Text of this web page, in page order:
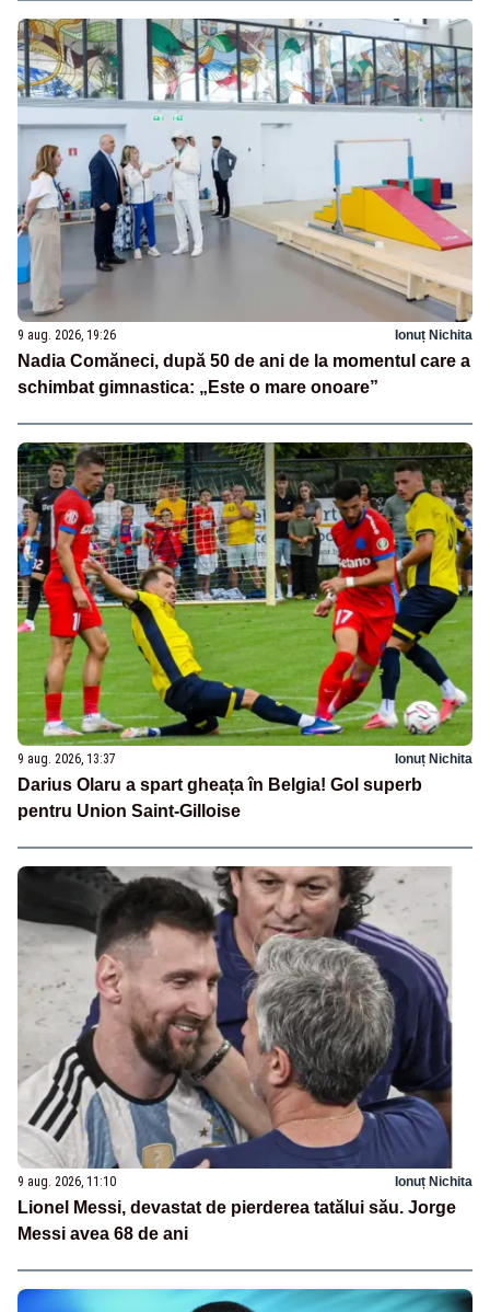
9 aug. 2026, 19:26 Ionuț Nichita
Nadia Comăneci, după 50 de ani de la momentul care a
schimbat gimnastica: „Este o mare onoare”
9 aug. 2026, 13:37 Ionuț Nichita
Darius Olaru a spart gheața în Belgia! Gol superb
pentru Union Saint-Gilloise
9 aug. 2026, 11:10 Ionuț Nichita
Lionel Messi, devastat de pierderea tatălui său. Jorge
Messi avea 68 de ani